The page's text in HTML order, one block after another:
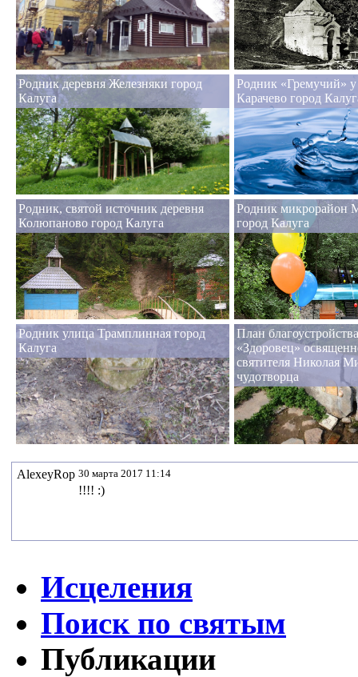
Родник деревня Железняки город
Калуга
Родник «Гремучий»
Карачево город
Родник, святой источник деревня
Колюпаново город Калуга
Родник микрорайон
город Калуга
Родник улица Трамплинная город
Калуга
План
«Здоровец»
святителя Николая
чудотворца
AlexeyRop 30 марта 2017 11:14
!!!! :)
Исцеления
Поиск по святым
Публикации